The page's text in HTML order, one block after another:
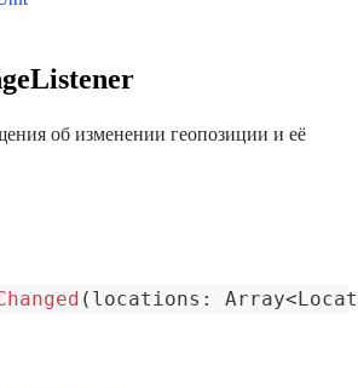
об изменении геопозиции и её
( locations : Array<